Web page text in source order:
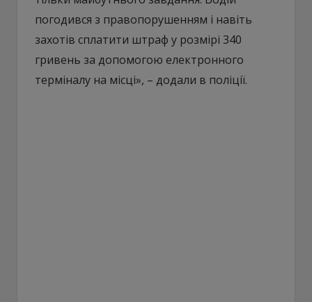
погодився з правопорушенням і навіть
захотів сплатити штраф у розмірі 340
гривень за допомогою електронного
терміналу на місці», – додали в поліції.